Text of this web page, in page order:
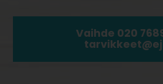
Vaihde 020